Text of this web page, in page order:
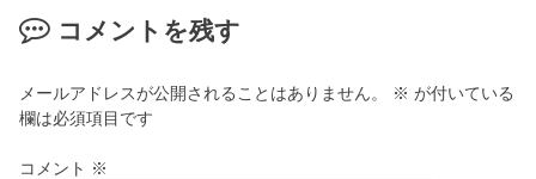
コメントを残す
メールアドレスが公開されることはありません。 ※ が付いている
欄は必須項目です
コメント ※